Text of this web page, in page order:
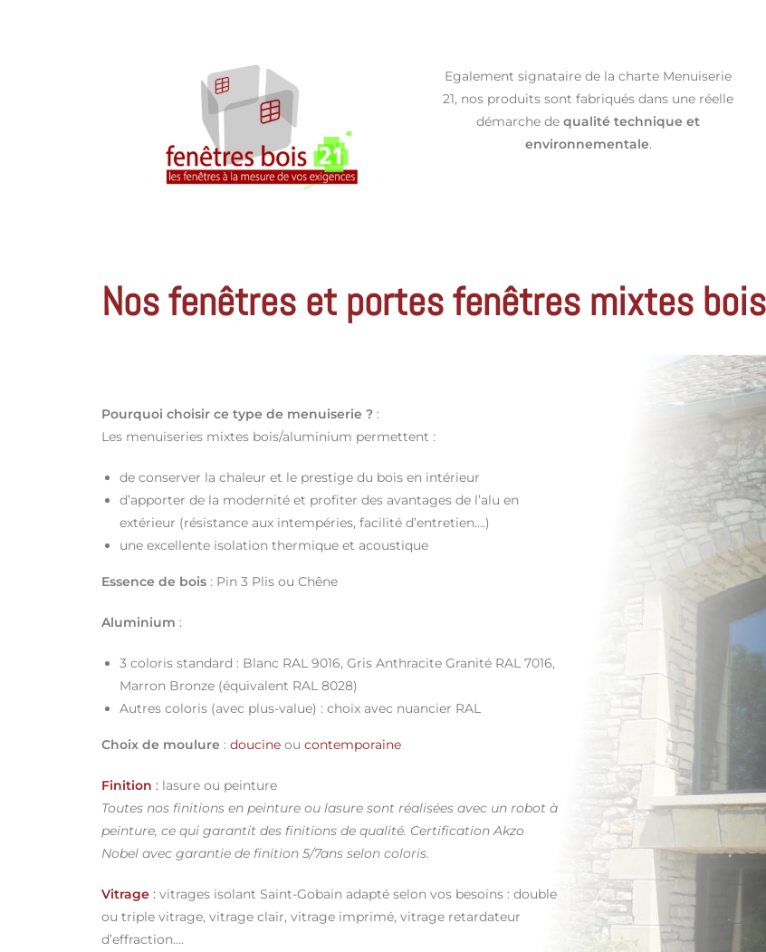
Egalement signataire de la charte Menuiserie
21, nos produits sont fabriqués dans une réelle
démarche dequalité technique et
environnementale.
Nos fenêtres et portes fenêtres mixtes
Pourquoi choisir ce type de menuiserie ? :
Les menuiseries mixtes bois/aluminium permettent :
de conserver la chaleur et le prestige du bois en intérieur
d’apporter de la modernité et profiter des avantages de l’alu en
extérieur (résistance aux intempéries, facilité d’entretien….)
une excellente isolation thermique et acoustique
Essence de bois : Pin 3 Plis ou Chêne
Aluminium :
3 coloris standard : Blanc RAL 9016, Gris Anthracite Granité RAL 7016,
Marron Bronze (équivalent RAL 8028)
Autres coloris (avec plus-value) : choix avec nuancier RAL
Choix de moulure : doucine ou contemporaine
Finition : lasure ou peinture
Toutes nos finitions en peinture ou lasure sont réalisées avec un robot à
peinture, ce qui garantit des finitions de qualité. Certification Akzo
Nobel avec garantie de finition 5/7ans selon coloris.
Vitrage : vitrages isolant Saint-Gobain adapté selon vos besoins : double
ou triple vitrage, vitrage clair, vitrage imprimé, vitrage retardateur
d’effraction….